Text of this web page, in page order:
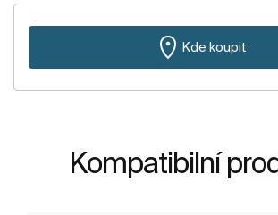
Kde koupit
Kompatibilní